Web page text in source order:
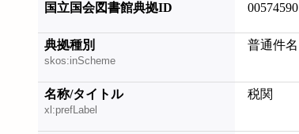
国立国会図書館典拠ID 00574590
典拠種別
skos:inScheme
普通件名
名称/タイトル
xl:prefLabel
税関